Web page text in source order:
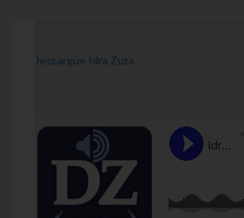
[Descargue Idra Zuta